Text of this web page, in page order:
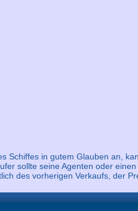
Schiffes in gutem Glauben an,
sollte seine Agenten oder
des vorherigen Verkaufs, der